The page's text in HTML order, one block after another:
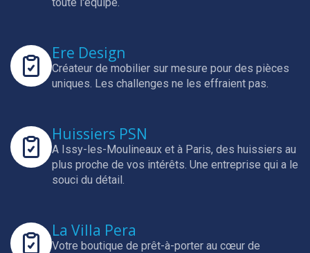
Ere Design
Créateur de mobilier sur mesure pour des pièces
uniques. Les challenges ne les effraient pas.
Huissiers PSN
A Issy-les-Moulineaux et à Paris, des huissiers au
plus proche de vos intérêts. Une entreprise qui a le
souci du détail.
La Villa Pera
Votre boutique de prêt-à-porter au cœur de